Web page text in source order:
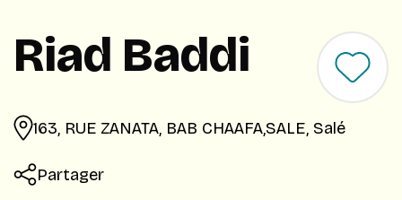
Riad Baddi
163, RUE ZANATA, BAB CHAAFA,SALE, Salé
Partager